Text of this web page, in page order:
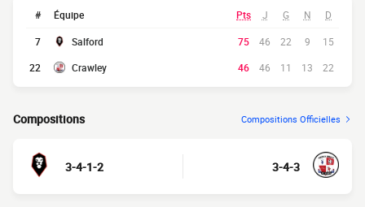
# Équipe Pts J G N D
7 Salford 75 46 22 9
15
22
Crawley 46 46 11 13 22
Compositions Compositions Officielles
3-4-1-2 3-4-3